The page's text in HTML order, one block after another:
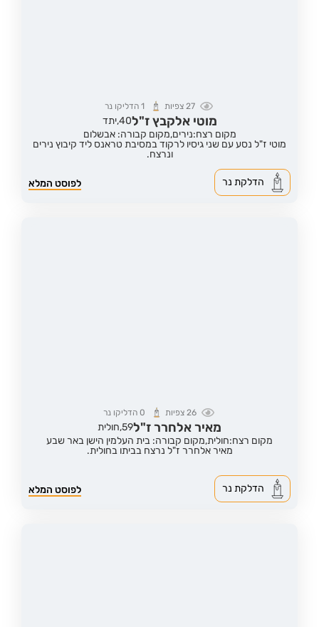
27 צפיות 1הדליקו נר
מוטי אלקבץ ז"ל40,יתד
מקום רצח:נירים,מקום קבורה: אבשלום
מוטי ז"ל נסע עם שני גיסיו לרקוד במסיבת טראנס ליד קיבוץ נירים
ונרצח.
לפוסט המלא הדלקת נר
26 צפיות 0הדליקו נר
מאיר אלחרר ז"ל59, חולית
מקום רצח:חולית,מקום קבורה: בית העלמין הישן באר שבע
מאיר אלחרר ז"ל נרצח בביתו בחולית.
לפוסט המלא הדלקת נר